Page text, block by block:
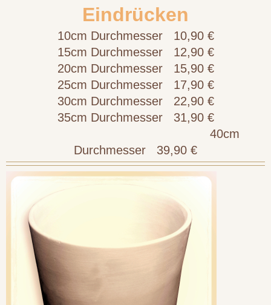
Eindrücken
10cm Durchmesser 10,90 €
15cm Durchmesser 12,90 €
20cm Durchmesser 15,90 €
25cm Durchmesser 17,90 €
30cm Durchmesser 22,90 €
35cm Durchmesser 31,90 €
40cm
Durchmesser 39,90 €